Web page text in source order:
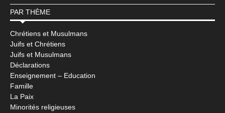
PAR THÈME
Chrétiens et Musulmans
Juifs et Chrétiens
Juifs et Musulmans
Déclarations
Enseignement – Education
Famille
La Paix
Minorités religieuses